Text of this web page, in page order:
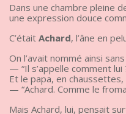
Dans une chambre pleine
une expression douce
C’était Achard, l’âne en
On l’avait nommé ainsi
— “Il s’appelle comment lui
Et le papa, en
— “Achard. Comme le
Mais Achard, lui, pensait